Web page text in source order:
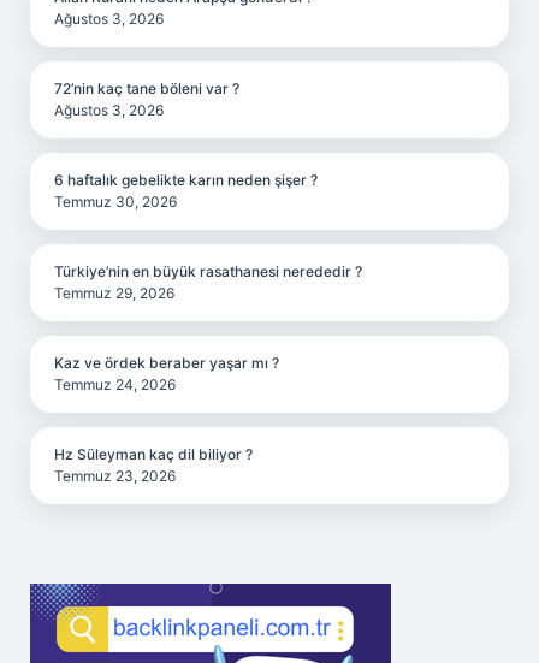
Ağustos 3, 2026
72’nin kaç tane böleni var ?
Ağustos 3, 2026
6 haftalık gebelikte karın neden şişer ?
Temmuz 30, 2026
Türkiye’nin en büyük rasathanesi nerededir ?
Temmuz 29, 2026
Kaz ve ördek beraber yaşar mı ?
Temmuz 24, 2026
Hz Süleyman kaç dil biliyor ?
Temmuz 23, 2026